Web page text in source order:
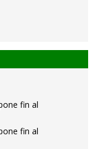
fin al
fin al